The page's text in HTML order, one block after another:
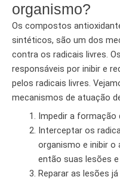
organismo?
Os compostos
sintéticos, são um dos
contra os radicais livres.
responsáveis por inibir e
pelos radicais livres.
mecanismos de atuação
Impedir a formação
Interceptar os
organismo e inibir o
então suas lesões
Reparar as lesões